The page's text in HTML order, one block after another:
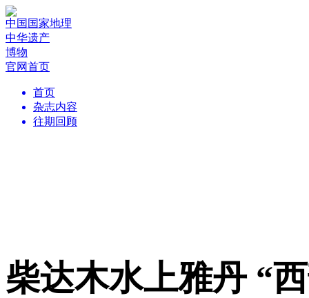
中国国家地理
中华遗产
博物
官网首页
首页
杂志内容
往期回顾
柴达木水上雅丹 “